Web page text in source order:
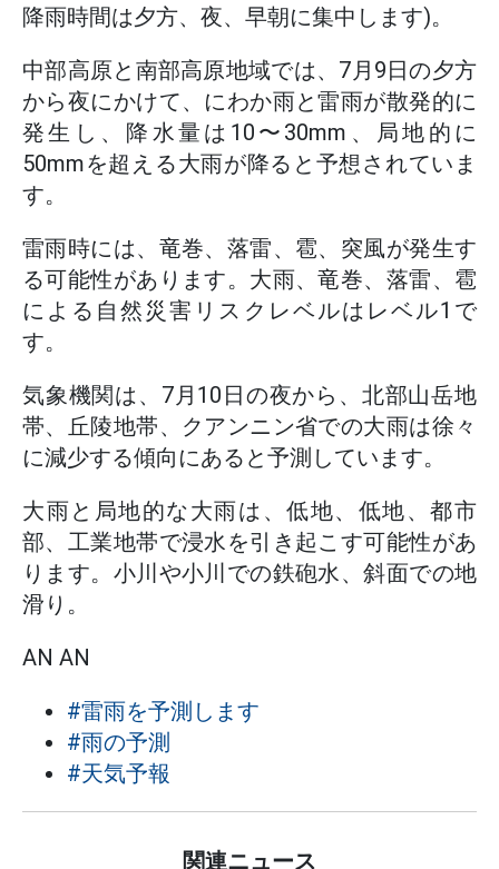
降雨時間は夕方、夜、早朝に集中します)。
中部高原と南部高原地域では、7月9日の夕方
から夜にかけて、にわか雨と雷雨が散発的に
発生し、降水量は10〜30mm、局地的に
50mmを超える大雨が降ると予想されていま
す。
雷雨時には、竜巻、落雷、雹、突風が発生す
る可能性があります。大雨、竜巻、落雷、雹
による自然災害リスクレベルはレベル1で
す。
気象機関は、7月10日の夜から、北部山岳地
帯、丘陵地帯、クアンニン省での大雨は徐々
に減少する傾向にあると予測しています。
大雨と局地的な大雨は、低地、低地、都市
部、工業地帯で浸水を引き起こす可能性があ
ります。小川や小川での鉄砲水、斜面での地
滑り。
AN AN
#雷雨を予測します
#雨の予測
#天気予報
関連ニュース